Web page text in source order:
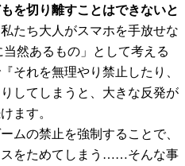
を切り離すことはできないと
たち大人がスマホを手放せな
然あるもの」として考える
それを無理やり禁止したり、
してしまうと、大きな反発が
ます。
ムの禁止を強制することで、
スをためてしまう……そんな事